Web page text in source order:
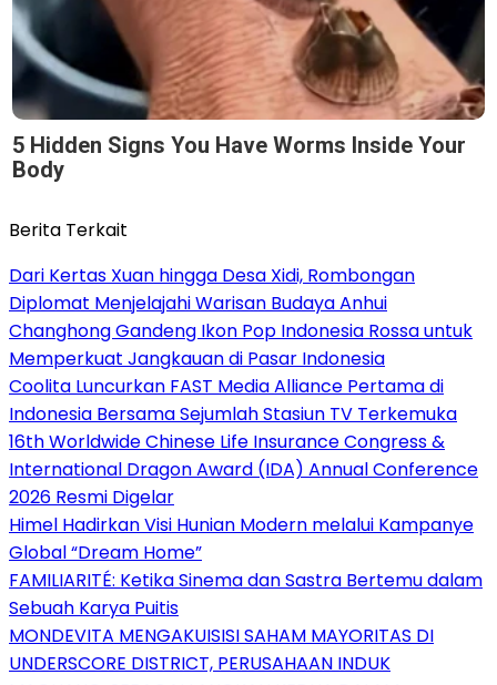
5 Hidden Signs You Have Worms Inside Your
Body
Berita Terkait
Dari Kertas Xuan hingga Desa Xidi, Rombongan
Diplomat Menjelajahi Warisan Budaya Anhui
Changhong Gandeng Ikon Pop Indonesia Rossa untuk
Memperkuat Jangkauan di Pasar Indonesia
Coolita Luncurkan FAST Media Alliance Pertama di
Indonesia Bersama Sejumlah Stasiun TV Terkemuka
16th Worldwide Chinese Life Insurance Congress &
International Dragon Award (IDA) Annual Conference
2026 Resmi Digelar
Himel Hadirkan Visi Hunian Modern melalui Kampanye
Global “Dream Home”
FAMILIARITÉ: Ketika Sinema dan Sastra Bertemu dalam
Sebuah Karya Puitis
MONDEVITA MENGAKUISISI SAHAM MAYORITAS DI
UNDERSCORE DISTRICT, PERUSAHAAN INDUK